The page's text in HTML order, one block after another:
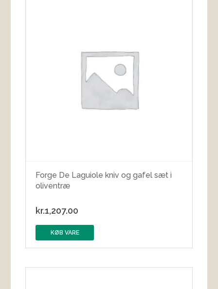
Forge De Laguiole kniv og gafel sæt i
oliventræ
kr.1,207.00
KØB VARE